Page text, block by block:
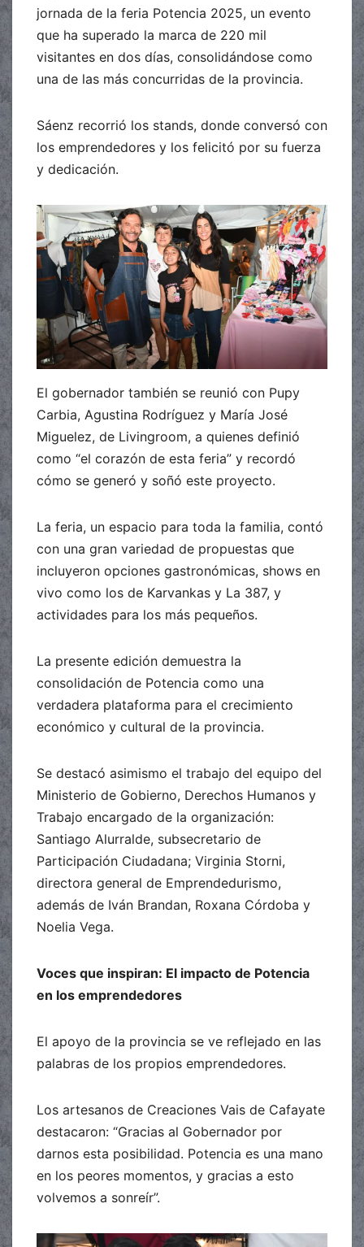
jornada de la feria Potencia 2025, un evento
que ha superado la marca de 220 mil
visitantes en dos días, consolidándose como
una de las más concurridas de la provincia.
Sáenz recorrió los stands, donde conversó con
los emprendedores y los felicitó por su fuerza
y dedicación.
El gobernador también se reunió con Pupy
Carbia, Agustina Rodríguez y María José
Miguelez, de Livingroom, a quienes definió
como “el corazón de esta feria” y recordó
cómo se generó y soñó este proyecto.
La feria, un espacio para toda la familia, contó
con una gran variedad de propuestas que
incluyeron opciones gastronómicas, shows en
vivo como los de Karvankas y La 387, y
actividades para los más pequeños.
La presente edición demuestra la
consolidación de Potencia como una
verdadera plataforma para el crecimiento
económico y cultural de la provincia.
Se destacó asimismo el trabajo del equipo del
Ministerio de Gobierno, Derechos Humanos y
Trabajo encargado de la organización:
Santiago Alurralde, subsecretario de
Participación Ciudadana; Virginia Storni,
directora general de Emprendedurismo,
además de Iván Brandan, Roxana Córdoba y
Noelia Vega.
Voces que inspiran: El impacto de Potencia
en los emprendedores
El apoyo de la provincia se ve reflejado en las
palabras de los propios emprendedores.
Los artesanos de Creaciones Vais de Cafayate
destacaron: “Gracias al Gobernador por
darnos esta posibilidad. Potencia es una mano
en los peores momentos, y gracias a esto
volvemos a sonreír”.